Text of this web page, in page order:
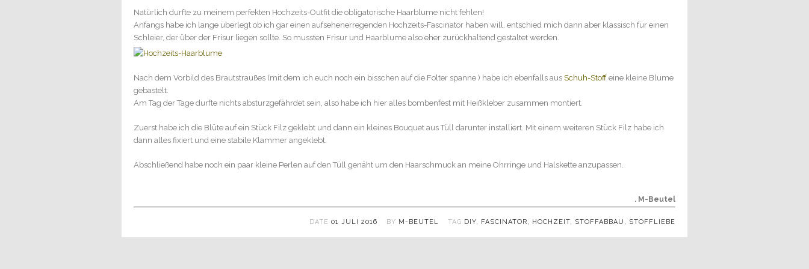
Natürlich durfte zu meinem perfekten Hochzeits-Outfit die obligatorische Haarblume nicht fehlen!
Anfangs habe ich lange überlegt ob ich gar einen aufsehenerregenden Hochzeits-Fascinator haben will, entschied mich dann aber klassisch für einen
Schleier, der über der Frisur liegen sollte. So mussten Frisur und Haarblume also eher zurückhaltend gestaltet werden.
Nach dem Vorbild des Brautstraußes (mit dem ich euch noch ein bisschen auf die Folter spanne ) habe ich ebenfalls aus Schuh-Stoff eine kleine Blume
gebastelt.
Am Tag der Tage durfte nichts absturzgefährdet sein, also habe ich hier alles bombenfest mit Heißkleber zusammen montiert.
Zuerst habe ich die Blüte auf ein Stück Filz geklebt und dann ein kleines Bouquet aus Tüll darunter installiert. Mit einem weiteren Stück Filz habe ich
dann alles fixiert und eine stabile Klammer angeklebt.
Abschließend habe noch ein paar kleine Perlen auf den Tüll genäht um den Haarschmuck an meine Ohrringe und Halskette anzupassen.
. M-Beutel
DATE 01 JULI 2016 BY M-BEUTEL TAG DIY, FASCINATOR, HOCHZEIT, STOFFABBAU , STOFFLIEBE